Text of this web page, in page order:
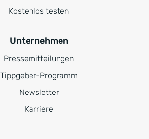
Kostenlos testen
Unternehmen
Pressemitteilungen
Tippgeber-Programm
Newsletter
Karriere